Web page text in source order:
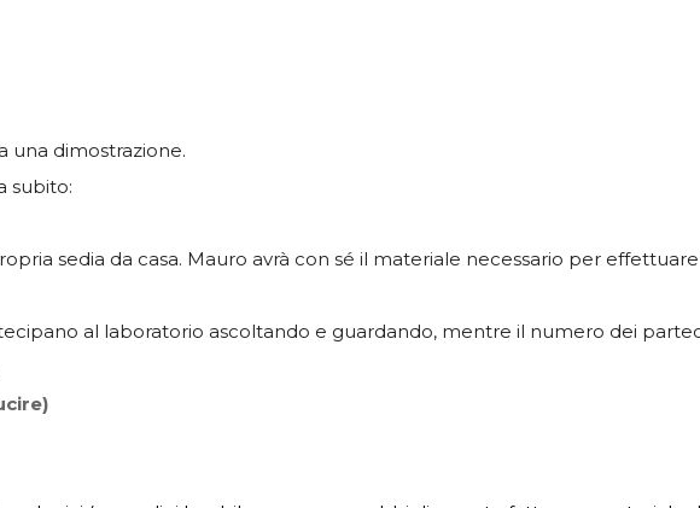
una dimostrazione.
subito:
sedia da casa. Mauro avrà con sé il materiale necessario per
al laboratorio ascoltando e guardando, mentre il numero dei